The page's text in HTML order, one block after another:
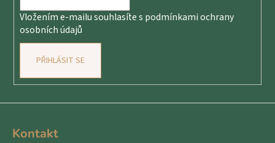
Vložením e-mailu souhlasíte s podmínkami ochrany
osobních údajů
PŘIHLÁSIT SE
Kontakt